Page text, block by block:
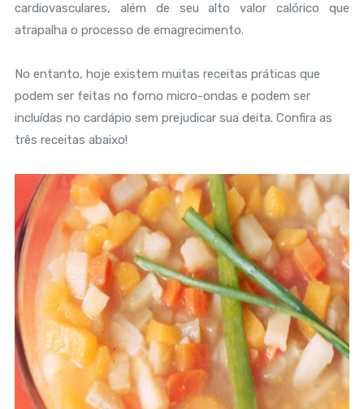
cardiovasculares, além de seu alto valor calórico que
atrapalha o processo de emagrecimento.
No entanto, hoje existem muitas receitas práticas que
podem ser feitas no forno micro-ondas e podem ser
incluídas no cardápio sem prejudicar sua deita. Confira as
três receitas abaixo!